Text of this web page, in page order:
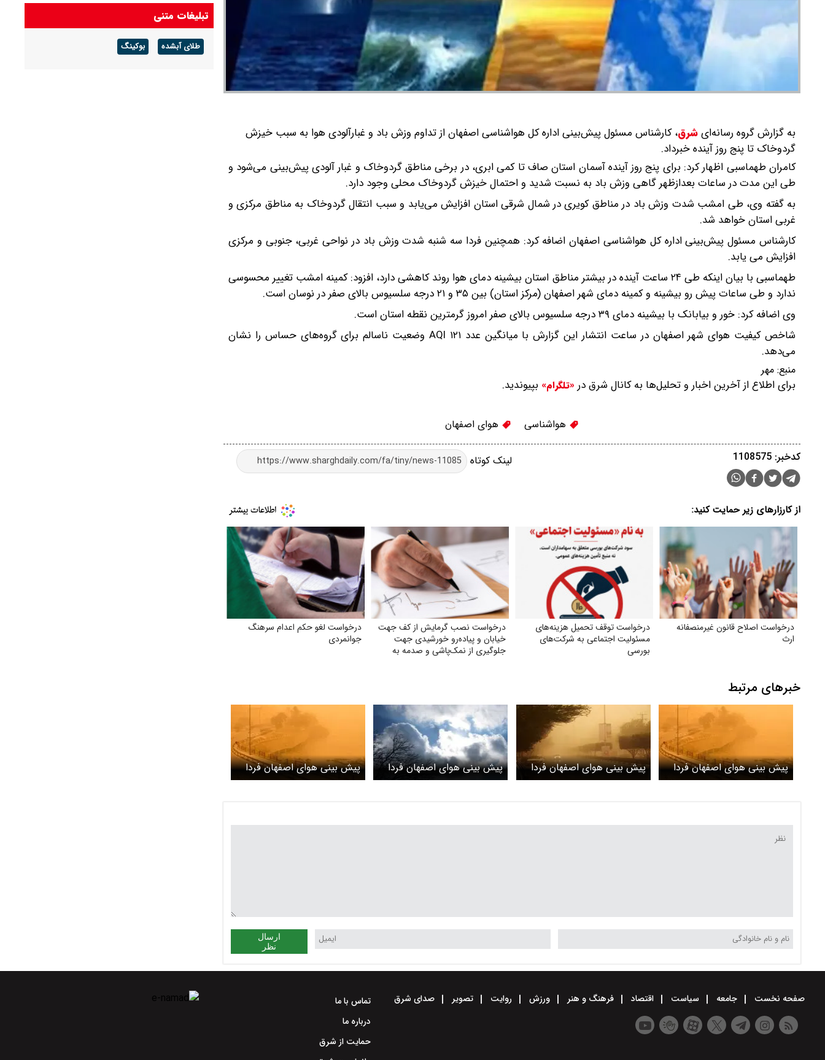
به گزارش گروه رسانه‌ایشرق،کارشناس مسئول پیش‌بینی اداره کل هواشناسی اصفهان از تداوم وزش باد و غبارآلودی هوا به سبب خیزش
گردوخاک تا پنج روز آینده خبرداد.
کامران طهماسبی اظهار کرد: برای پنج روز آینده آسمان استان صاف تا کمی ابری، در برخی مناطق گردوخاک و غبار آلودی پیش‌بینی می‌شود و
طی این مدت در ساعات بعدازظهر گاهی وزش باد به نسبت شدید و احتمال خیزش گردوخاک محلی وجود دارد.
به گفته وی، طی امشب شدت وزش باد در مناطق کویری در شمال شرقی استان افزایش می‌یابد و سبب انتقال گردوخاک به مناطق مرکزی و
غربی استان خواهد شد.
کارشناس مسئول پیش‌بینی اداره کل هواشناسی اصفهان اضافه کرد: همچنین فردا سه شنبه شدت وزش باد در نواحی غربی، جنوبی و مرکزی
افزایش می یابد.
طهماسبی با بیان اینکه طی ۲۴ ساعت آینده در بیشتر مناطق استان بیشینه دمای هوا روند کاهشی دارد، افزود: کمینه امشب تغییر محسوسی
ندارد و طی ساعات پیش رو بیشینه و کمینه دمای شهر اصفهان (مرکز استان) بین ۳۵ و ۲۱ درجه سلسیوس بالای صفر در نوسان است.
وی اضافه کرد: خور و بیابانک با بیشینه دمای ۳۹ درجه سلسیوس بالای صفر امروز گرمترین نقطه استان است.
شاخص کیفیت هوای شهر اصفهان در ساعت انتشار این گزارش با میانگین عدد ۱۲۱ AQI وضعیت ناسالم برای گروه‌های حساس را نشان
می‌دهد.
منبع: مهر
برای اطلاع از آخرین اخبار و تحلیل‌ها به کانال شرق در «تلگرام» بپیوندید.
هواشناسی هوای اصفهان
لینک کوتاه کدخبر: 1108575
از کارزارهای زیر حمایت کنید:
درخواست اصلاح قانون غیرمنصفانه
ارث
درخواست توقف تحمیل هزینه‌های
مسئولیت اجتماعی به شرکت‌های
بورسی
درخواست نصب گرمایش از کف جهت
خیابان و پیاده‌رو خورشیدی جهت
جلوگیری از نمک‌پاشی و صدمه به
درخواست لغو حکم اعدام سرهنگ
جوانمردی
خبرهای مرتبط
پیش بینی هوای اصفهان فردا
چهارشنبه 13 خرداد/ خیزش
پیش بینی هوای اصفهان فردا
سه شنبه 12 خرداد/ خیزش
پیش بینی هوای اصفهان فردا
یکشنبه 10 خرداد/ دما ۴ درجه
پیش بینی هوای اصفهان فردا
شنبه 9 خرداد/ وزش باد شدید
ارسال
نظر
عامل اصایل قتل حمیدرضا رجب‌‌زاده دستگیر شد
تبلیغات متنی
طلای آبشده بوکینگ
صفحه نخست جامعه سیاست اقتصاد فرهنگ و هنر ورزش روایت تصویر صدای شرق
تماس با ما
درباره ما
حمایت از شرق